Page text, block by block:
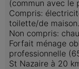
(commun avec le
Compris:
toilette/de maison.
Non compris:
Forfait ménage
professionnelle
St Nazaire à 20